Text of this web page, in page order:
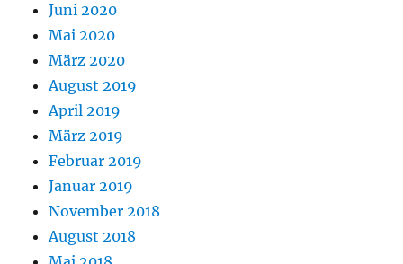
Juni 2020
Mai 2020
März 2020
August 2019
April 2019
März 2019
Februar 2019
Januar 2019
November 2018
August 2018